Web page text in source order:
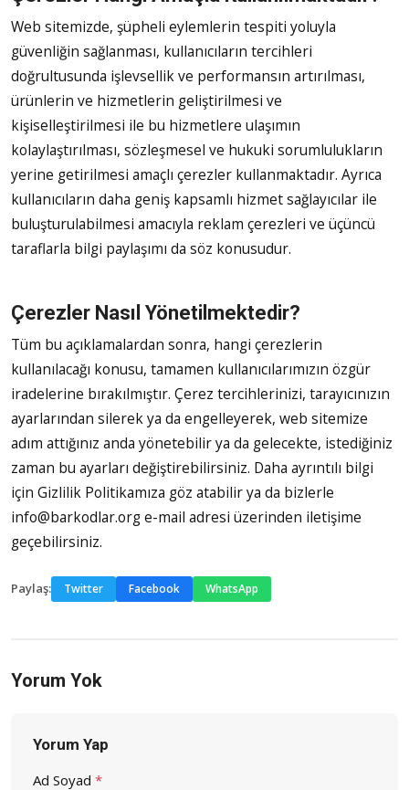
Web sitemizde, şüpheli eylemlerin tespiti yoluyla
güvenliğin sağlanması, kullanıcıların tercihleri
doğrultusunda işlevsellik ve performansın artırılması,
ürünlerin ve hizmetlerin geliştirilmesi ve
kişiselleştirilmesi ile bu hizmetlere ulaşımın
kolaylaştırılması, sözleşmesel ve hukuki sorumlulukların
yerine getirilmesi amaçlı çerezler kullanmaktadır. Ayrıca
kullanıcıların daha geniş kapsamlı hizmet sağlayıcılar ile
buluşturulabilmesi amacıyla reklam çerezleri ve üçüncü
taraflarla bilgi paylaşımı da söz konusudur.
Çerezler Nasıl Yönetilmektedir?
Tüm bu açıklamalardan sonra, hangi çerezlerin
kullanılacağı konusu, tamamen kullanıcılarımızın özgür
iradelerine bırakılmıştır. Çerez tercihlerinizi, tarayıcınızın
ayarlarından silerek ya da engelleyerek, web sitemize
adım attığınız anda yönetebilir ya da gelecekte, istediğiniz
zaman bu ayarları değiştirebilirsiniz. Daha ayrıntılı bilgi
için Gizlilik Politikamıza göz atabilir ya da bizlerle
info@barkodlar.orge-mail adresi üzerinden iletişime
geçebilirsiniz.
Paylaş: Twitter Facebook WhatsApp
Yorum Yok
Yorum Yap
Ad Soyad *